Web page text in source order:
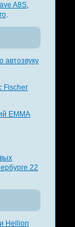
A8S,
.
автозвуку
Fischer
EMMA
22
Hellion